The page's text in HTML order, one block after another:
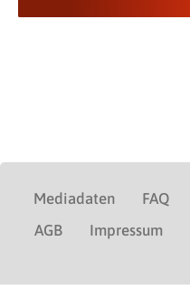
Mediadaten FAQ
AGB
Impressum